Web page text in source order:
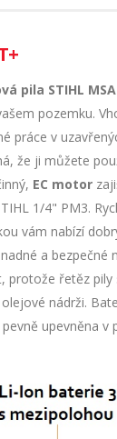
pila STIHL MSA
pozemku.
v
že ji můžete
EC motor
1/4" PM3.
vám nabízí
a
protože řetěz
nádrži.
upevněna v